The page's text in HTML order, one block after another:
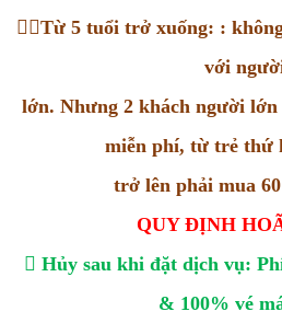
Từ 5 tuổi trở xuống: :
với
lớn. Nhưng 2 khách người
miễn phí, từ trẻ thứ
trở lên phải mua
QUY ĐỊNH
 Hủy sau khi đặt dịch vụ:
& 100% vé